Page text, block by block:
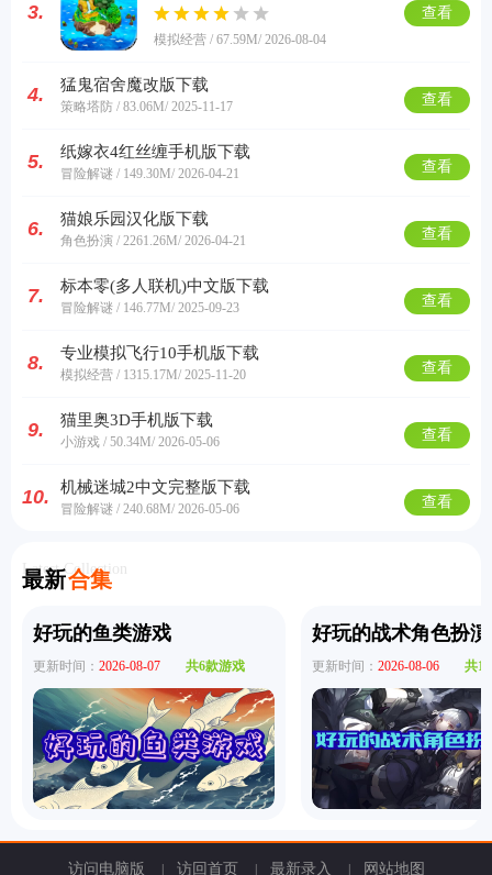
益智休闲冒险解谜街机格斗模拟经营 音乐游戏单机游戏战争策略
系统工具影音播放游戏辅助摄影美颜办公商务旅游出行金融理财娱乐
趣味新闻阅读考试学习AI软件健康运动 生活购物地图导航主题桌面
3.
模拟经营 / 67.59M/ 2026-08-04
查看
4. 猛鬼宿舍魔改版下载
策略塔防 / 83.06M/ 2025-11-17 查看
5. 纸嫁衣4红丝缠手机版下载
冒险解谜 / 149.30M/ 2026-04-21 查看
6. 猫娘乐园汉化版下载
角色扮演 / 2261.26M/ 2026-04-21 查看
7. 标本零(多人联机)中文版下载
冒险解谜 / 146.77M/ 2025-09-23 查看
8. 专业模拟飞行10手机版下载
模拟经营 / 1315.17M/ 2025-11-20 查看
9. 猫里奥3D手机版下载
小游戏 / 50.34M/ 2026-05-06 查看
10. 机械迷城2中文完整版下载
冒险解谜 / 240.68M/ 2026-05-06 查看
最新合集
Latest Collection
好玩的鱼类游戏
更新时间： 2026-08-07 共6款游戏
好玩的战术角色扮
更新时间： 2026-08-06 共
访问电脑版 访回首页 最新录入 网站地图